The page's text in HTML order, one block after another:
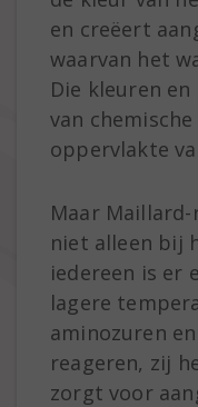
en creëert
waarvan het
Die kleuren
van
oppervlakte
Maar
niet alleen bij
iedereen is er
lagere
aminozuren
reageren, zij
zorgt voor